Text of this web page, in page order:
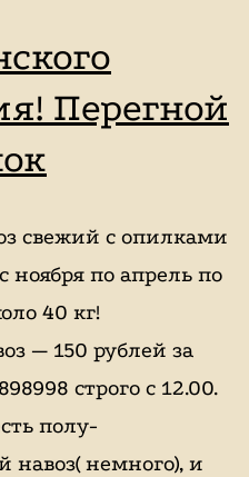
Перегной
свежий с опилками
ноября по апрель по
40 кг!
— 150 рублей за
строго с 12.00.
полу-
немного), и